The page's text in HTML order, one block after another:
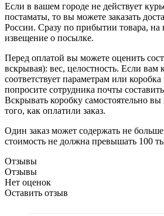
Если в вашем городе не действует
постаматы, то вы можете заказать
России. Сразу по прибытии товара, на
извещение о посылке.
Перед оплатой вы можете оценить
вскрывая): вес, целостность. Если вам
соответствует параметрам или
попросите сотрудника почты
Вскрывать коробку самостоятельно
того, как оплатили заказ.
Один заказ может содержать не
стоимость не должна превышать 100
Отзывы
Отзывы
Нет оценок
Оставить отзыв